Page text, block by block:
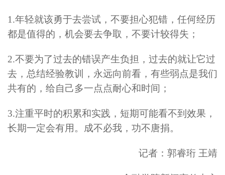
1.年轻就该勇于去尝试，不要担心犯错，任何经历
都是值得的，机会要去争取，不要计较得失；
2.不要为了过去的错误产生负担，过去的就让它过
去，总结经验教训，永远向前看，有些弱点是我们
共有的，给自己多一点点耐心和时间；
3.注重平时的积累和实践，短期可能看不到效果，
长期一定会有用。成不必我，功不唐捐。
记者：郭睿珩 王靖